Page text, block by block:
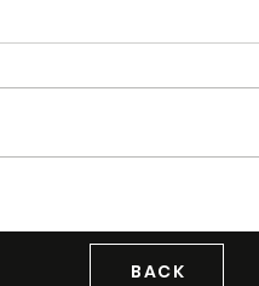
Dijual Bermula 21 Ogos
BACK